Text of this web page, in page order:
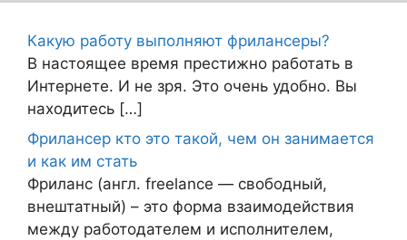
Какую работу выполняют фрилансеры?
В настоящее время престижно работать в
Интернете. И не зря. Это очень удобно. Вы
находитесь […]
Фрилансер кто это такой, чем он занимается
и как им стать
Фриланс (англ. freelance — свободный,
внештатный) – это форма взаимодействия
между работодателем и исполнителем,